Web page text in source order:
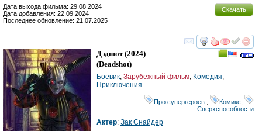
Скачать
Дата выхода фильма: 29.08.2024
Дата добавления: 22.09.2024
Последнее обновление: 21.07.2025
смотреть
Дэдшот(2024)
(Deadshot)
Боевик, Зарубежный фильм, Комедия,
Приключения
Про супергероев Комикс
Сверхспособности
Актер: Зак Снайдер